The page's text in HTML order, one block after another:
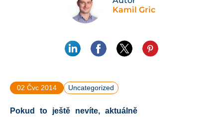
Kamil Gric
02 Čvc 2014 Uncategorized
Pokud to ještě nevíte, aktuálně